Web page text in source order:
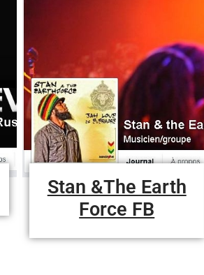
Stan &The Earth
Force FB